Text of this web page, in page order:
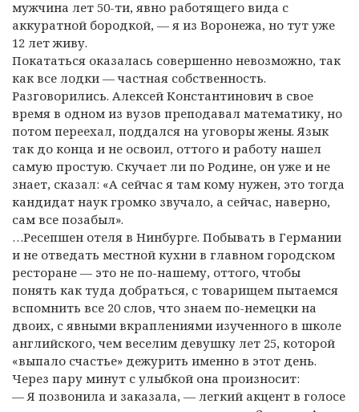
мужчина лет 50-ти, явно работящего вида с
аккуратной бородкой, — я из Воронежа, но тут уже
12 лет живу.
Покататься оказалась совершенно невозможно, так
как все лодки — частная собственность.
Разговорились. Алексей Константинович в свое
время в одном из вузов преподавал математику, но
потом переехал, поддался на уговоры жены. Язык
так до конца и не освоил, оттого и работу нашел
самую простую. Скучает ли по Родине, он уже и не
знает, сказал: «А сейчас я там кому нужен, это тогда
кандидат наук громко звучало, а сейчас, наверно,
сам все позабыл».
…Ресепшен отеля в Нинбурге. Побывать в Германии
и не отведать местной кухни в главном городском
ресторане — это не по-нашему, оттого, чтобы
понять как туда добраться, с товарищем пытаемся
вспомнить все 20 слов, что знаем по-немецки на
двоих, с явными вкраплениями изученного в школе
английского, чем веселим девушку лет 25, которой
«выпало счастье» дежурить именно в этот день.
Через пару минут с улыбкой она произносит:
— Я позвонила и заказала, — легкий акцент в голосе